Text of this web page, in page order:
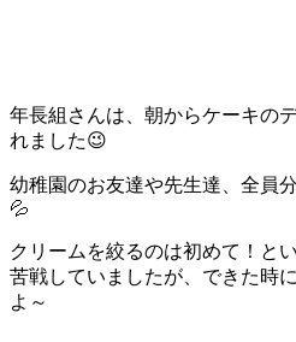
年長組さんは、朝からケーキの
れました😉
幼稚園のお友達や先生達、全員
💦
クリームを絞るのは初めて！と
苦戦していましたが、できた時
よ～